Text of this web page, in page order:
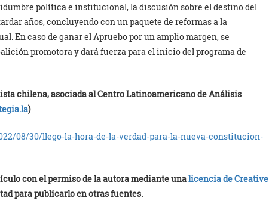
política e institucional, la discusión sobre el destino del
años, concluyendo con un paquete de reformas a la
En caso de ganar el Apruebo por un amplio margen, se
promotora y dará fuerza para el inicio del programa de
chilena, asociada al Centro Latinoamericano de Análisis
)
08/30/llego-la-hora-de-la-verdad-para-la-nueva-constitucion-
con el permiso de la autora mediante unalicencia de Creative
para publicarlo en otras fuentes.